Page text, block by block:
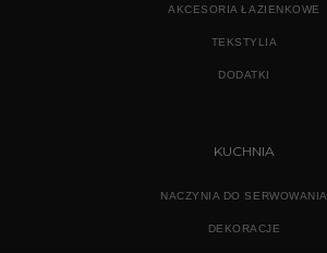
AKCESORIA ŁAZIENKOWE
TEKSTYLIA
DODATKI
KUCHNIA
NACZYNIA DO SERWOWANIA
DEKORACJE